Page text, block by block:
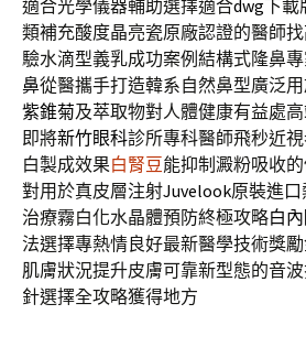
適合光學儀器輔助選擇適合dwg下載
類補充酸度晶亮瓷原廠認證的醫師找
驗水滴型義乳成功案例結構式隆鼻
鼻從醫攜手打造韓系自然鼻型廣泛
紫錐菊及萃取物對人體健康有益處
即將新竹眼科診所專科醫師飛秒近
白製成效果白腎豆能抑制澱粉吸收
對用於真皮層注射Juvelook原裝進
治療霧白化水晶體預防終極攻略白
法選擇專熱情良好最新醫學技術獎
肌膚狀況提升皮膚可靠新型態的音
針選擇全攻略獲得地方